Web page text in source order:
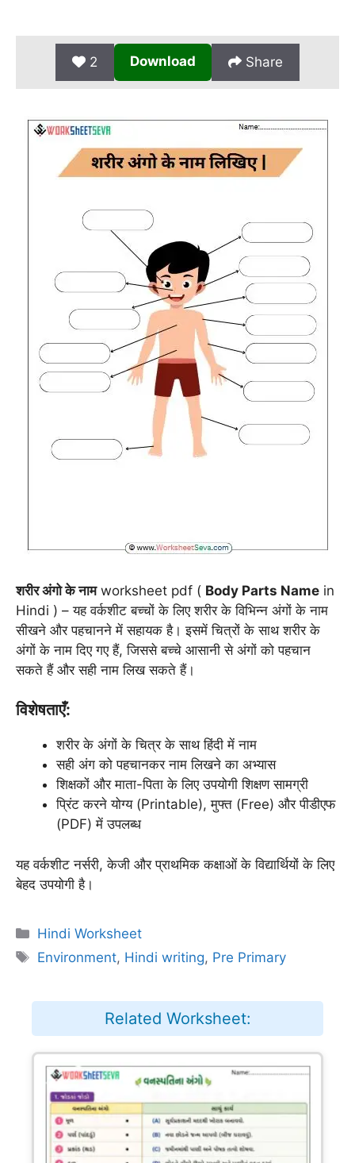
2 Download Share
शरीर अंगो के नामworksheet pdf ( Body Parts Name in
Hindi ) – यह वर्कशीट बच्चों के लिए शरीर के विभिन्न अंगों के नाम
सीखने और पहचानने में सहायक है। इसमें चित्रों के साथ शरीर के
अंगों के नाम दिए गए हैं, जिससे बच्चे आसानी से अंगों को पहचान
सकते हैं और सही नाम लिख सकते हैं।
विशेषताएँ:
शरीर के अंगों के चित्र के साथ हिंदी में नाम
सही अंग को पहचानकर नाम लिखने का अभ्यास
शिक्षकों और माता-पिता के लिए उपयोगी शिक्षण सामग्री
प्रिंट करने योग्य (Printable), मुफ्त (Free) और पीडीएफ
(PDF) में उपलब्ध
यह वर्कशीट नर्सरी, केजी और प्राथमिक कक्षाओं के विद्यार्थियों के लिए
बेहद उपयोगी है।
Categories
Hindi Worksheet
Tags
Environment, Hindi writing, Pre Primary
Related Worksheet: